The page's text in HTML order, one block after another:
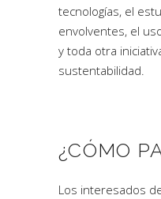
tecnologías, el
envolventes, el
y toda otra
sustentabilidad.
¿CÓMO
Los interesados